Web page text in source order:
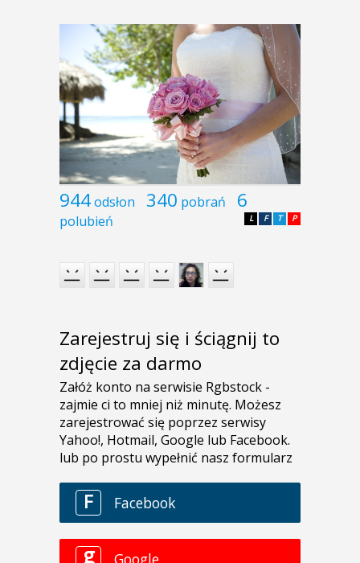
944odsłon 340 pobrań 6
polubień P
T
F
L
Zarejestruj się i ściągnij to
zdjęcie za darmo